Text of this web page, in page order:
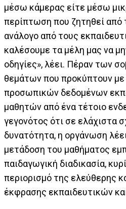
μέσω κάμερας είτε μέσω
περίπτωση που ζητηθεί
ανάλογο από τους
καλέσουμε τα μέλη μας να
οδηγίες», λέει. Πέραν των
θεμάτων που προκύπτουν με
προσωπικών δεδομένων
μαθητών από ένα τέτοιο
γεγονότος ότι σε ελάχιστα
δυνατότητα, η οργάνωση
μετάδοση του μαθήματος
παιδαγωγική διαδικασία,
περιορισμό της ελεύθερης
έκφρασης εκπαιδευτικών